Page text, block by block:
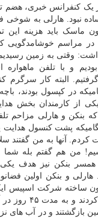
یک کنفرانس خبری، هضم
نبود. هارلی به شوخی
ماسک باید هزینه این
مراسم خوشامدگویی
وقتی به زمین
و با تلفن
البته کار سرگرم
در کپسول بودند،
یکی از کارمندان بخش
بنکن و هارلی مزاحم
پشت کنسول هدایت
کردم. آنها به من گفتند
من هم گفتم بله
همسر بنکن نیز هدف
و بنکن اولین
ساخته شرکت اسپیس
بین المللی
بازگشتند و در آب های